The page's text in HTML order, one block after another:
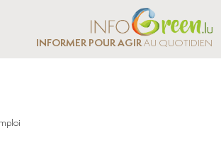
INFORMER POUR AGIRAU QUOTIDIEN